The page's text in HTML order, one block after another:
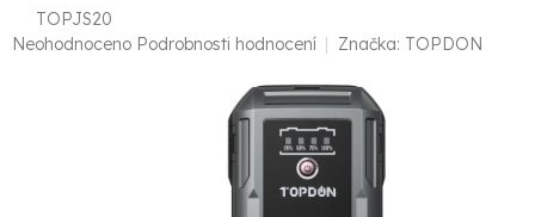
TOPJS20
Průměrné
Neohodnoceno Podrobnosti hodnocení Značka: TOPDON